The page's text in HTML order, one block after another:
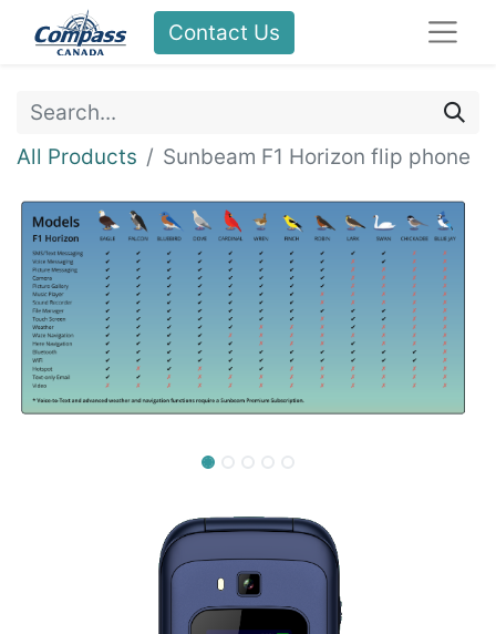
Contact Us
All Products Sunbeam F1 Horizon flip phone